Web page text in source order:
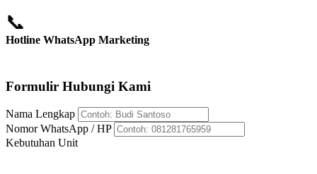
📞
Hotline WhatsApp Marketing
Formulir Hubungi Kami
Nama Lengkap
Nomor WhatsApp / HP
Kebutuhan Unit